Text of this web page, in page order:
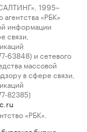
1995–
«РБК»
информации
связи,
63848) и сетевого
массовой
в сфере связи,
82385)
«РБК».